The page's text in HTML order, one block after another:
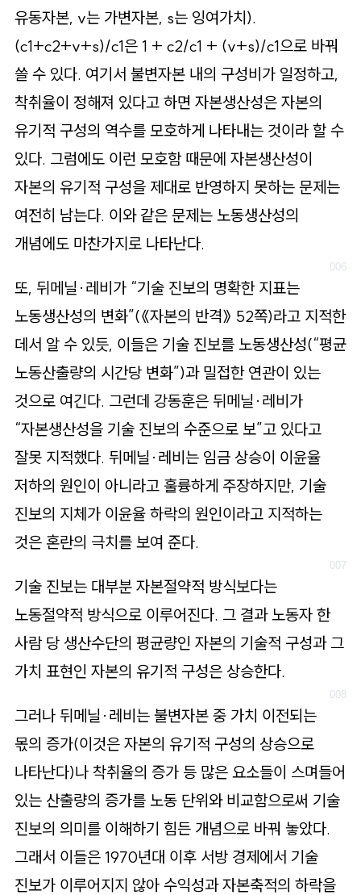
유동자본, v는 가변자본, s는 잉여가치).
(c1+c2+v+s)/c1은 1 + c2/c1 + (v+s)/c1으로 바꿔
쓸 수 있다. 여기서 불변자본 내의 구성비가 일정하고,
착취율이 정해져 있다고 하면 자본생산성은 자본의
유기적 구성의 역수를 모호하게 나타내는 것이라 할 수
있다. 그럼에도 이런 모호함 때문에 자본생산성이
자본의 유기적 구성을 제대로 반영하지 못하는 문제는
여전히 남는다. 이와 같은 문제는 노동생산성의
개념에도 마찬가지로 나타난다.
또, 뒤메닐·레비가 “기술 진보의 명확한 지표는
노동생산성의 변화”(《자본의 반격》 52쪽)라고 지적한
데서 알 수 있듯, 이들은 기술 진보를 노동생산성(“평균
노동산출량의 시간당 변화”)과 밀접한 연관이 있는
것으로 여긴다. 그런데 강동훈은 뒤메닐·레비가
“자본생산성을 기술 진보의 수준으로 보”고 있다고
잘못 지적했다. 뒤메닐·레비는 임금 상승이 이윤율
저하의 원인이 아니라고 훌륭하게 주장하지만, 기술
진보의 지체가 이윤율 하락의 원인이라고 지적하는
것은 혼란의 극치를 보여 준다.
기술 진보는 대부분 자본절약적 방식보다는
노동절약적 방식으로 이루어진다. 그 결과 노동자 한
사람 당 생산수단의 평균량인 자본의 기술적 구성과 그
가치 표현인 자본의 유기적 구성은 상승한다.
그러나 뒤메닐·레비는 불변자본 중 가치 이전되는
몫의 증가(이것은 자본의 유기적 구성의 상승으로
나타난다)나 착취율의 증가 등 많은 요소들이 스며들어
있는 산출량의 증가를 노동 단위와 비교함으로써 기술
진보의 의미를 이해하기 힘든 개념으로 바꿔 놓았다.
그래서 이들은 1970년대 이후 서방 경제에서 기술
진보가 이루어지지 않아 수익성과 자본축적의 하락을